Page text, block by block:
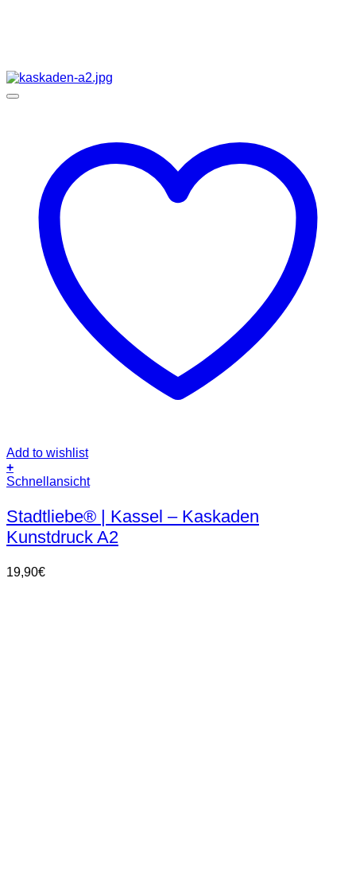
Add to wishlist
+
Schnellansicht
Stadtliebe® | Kassel – Kaskaden
Kunstdruck A2
19,90€